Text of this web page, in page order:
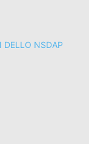
DELLO NSDAP